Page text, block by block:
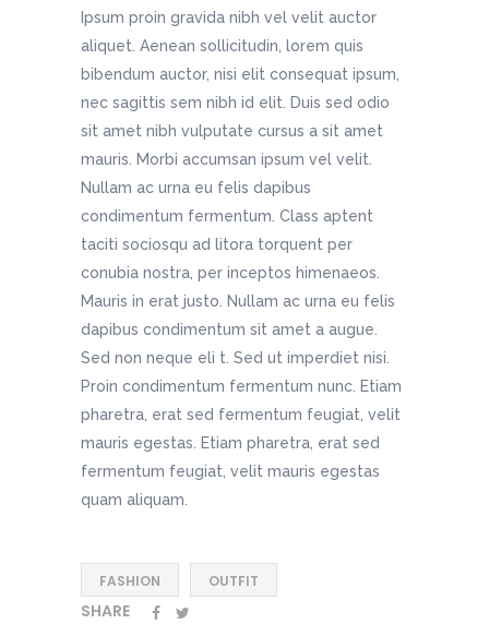
Ipsum proin gravida nibh vel velit auctor
aliquet. Aenean sollicitudin, lorem quis
bibendum auctor, nisi elit consequat ipsum,
nec sagittis sem nibh id elit. Duis sed odio
sit amet nibh vulputate cursus a sit amet
mauris. Morbi accumsan ipsum vel velit.
Nullam ac urna eu felis dapibus
condimentum fermentum. Class aptent
taciti sociosqu ad litora torquent per
conubia nostra, per inceptos himenaeos.
Mauris in erat justo. Nullam ac urna eu felis
dapibus condimentum sit amet a augue.
Sed non neque eli t. Sed ut imperdiet nisi.
Proin condimentum fermentum nunc. Etiam
pharetra, erat sed fermentum feugiat, velit
mauris egestas. Etiam pharetra, erat sed
fermentum feugiat, velit mauris egestas
quam aliquam.
FASHION OUTFIT
SHARE